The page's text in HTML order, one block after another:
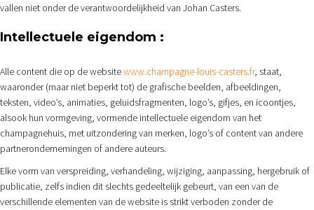
vallen niet onder de verantwoordelijkheid van Johan Casters.
Intellectuele eigendom :
Alle content die op de websitewww.champagne-louis-casters.fr, staat,
waaronder (maar niet beperkt tot) de grafische beelden, afbeeldingen,
teksten, video’s, animaties, geluidsfragmenten, logo’s, gifjes, en icoontjes,
alsook hun vormgeving, vormende intellectuele eigendom van het
champagnehuis, met uitzondering van merken, logo’s of content van andere
partnerondernemingen of andere auteurs.
Elke vorm van verspreiding, verhandeling, wijziging, aanpassing, hergebruik of
publicatie, zelfs indien dit slechts gedeeltelijk gebeurt, van een van de
verschillende elementen van de website is strikt verboden zonder de